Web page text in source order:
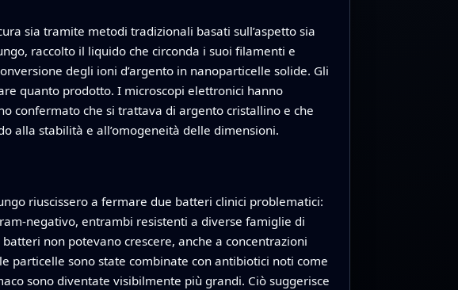
sia tramite metodi tradizionali basati sull’aspetto sia
raccolto il liquido che circonda i suoi filamenti e
degli ioni d’argento in nanoparticelle solide. Gli
quanto prodotto. I microscopi elettronici hanno
confermato che si trattava di argento cristallino e che
alla stabilità e all’omogeneità delle dimensioni.
riuscissero a fermare due batteri clinici problematici:
negativo, entrambi resistenti a diverse famiglie di
non potevano crescere, anche a concentrazioni
particelle sono state combinate con antibiotici noti come
sono diventate visibilmente più grandi. Ciò suggerisce